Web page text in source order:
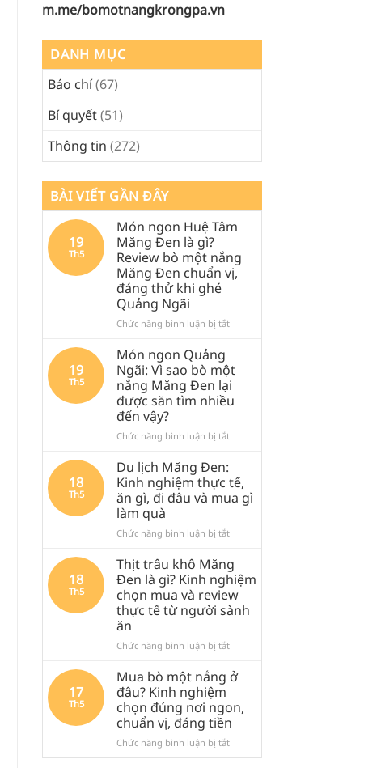
m.me/bomotnangkrongpa.vn
DANH MỤC
Báo chí(67)
Bí quyết(51)
Thông tin (272)
BÀI VIẾT GẦN ĐÂY
19
Th5
Món ngon Huệ Tâm
Măng Đen là gì?
Review bò một nắng
Măng Đen chuẩn vị,
đáng thử khi ghé
Quảng Ngãi
Chức năng bình luận bị tắtở
Huệ
Tâm
Măng
Đen
gì?
một
nắng
Măng
chuẩn
thử
khi
ghé
Quảng
19
Th5
Món ngon Quảng
Ngãi: Vì sao bò một
nắng Măng Đen lại
được săn tìm nhiều
đến vậy?
Chức năng bình luận bị tắtở
Quảng
Ngãi:
Vì
bò
nắng
Măng
Đen
lại
được
tìm
đến
vậy?
18
Th5
Du lịch Măng Đen:
Kinh nghiệm thực tế,
ăn gì, đi đâu và mua gì
làm quà
Chức năng bình luận bị tắtở
lịch
Măng
Đen:
Kinh
nghiệm
tế,
gì,
đi
và
mua
gì
18
Th5
Thịt trâu khô Măng
Đen là gì? Kinh nghiệm
chọn mua và review
thực tế từ người sành
ăn
Chức năng bình luận bị tắtở
trâu
khô
Đen
là
gì?
Kinh
17
Th5
Mua bò một nắng ở
đâu? Kinh nghiệm
chọn đúng nơi ngon,
chuẩn vị, đáng tiền
Chức năng bình luận bị tắtở
Mua